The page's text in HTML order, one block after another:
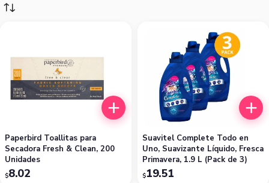
Paperbird Toallitas para
Secadora Fresh & Clean, 200
Unidades
$8.02
Suavitel Complete Todo en
Uno, Suavizante Líquido, Fresca
Primavera, 1.9 L (Pack de 3)
$19.51